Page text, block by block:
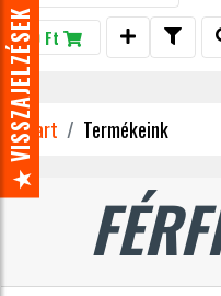
0 Ft
Start Termékeink
★ VISSZAJELZÉSEK